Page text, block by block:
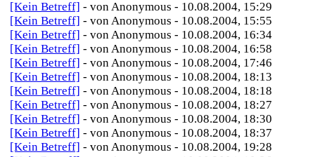
[Kein Betreff] - von Anonymous - 10.08.2004, 15:29
[Kein Betreff] - von Anonymous - 10.08.2004, 15:55
[Kein Betreff] - von Anonymous - 10.08.2004, 16:34
[Kein Betreff] - von Anonymous - 10.08.2004, 16:58
[Kein Betreff] - von Anonymous - 10.08.2004, 17:46
[Kein Betreff] - von Anonymous - 10.08.2004, 18:13
[Kein Betreff] - von Anonymous - 10.08.2004, 18:18
[Kein Betreff] - von Anonymous - 10.08.2004, 18:27
[Kein Betreff] - von Anonymous - 10.08.2004, 18:30
[Kein Betreff] - von Anonymous - 10.08.2004, 18:37
[Kein Betreff] - von Anonymous - 10.08.2004, 19:28